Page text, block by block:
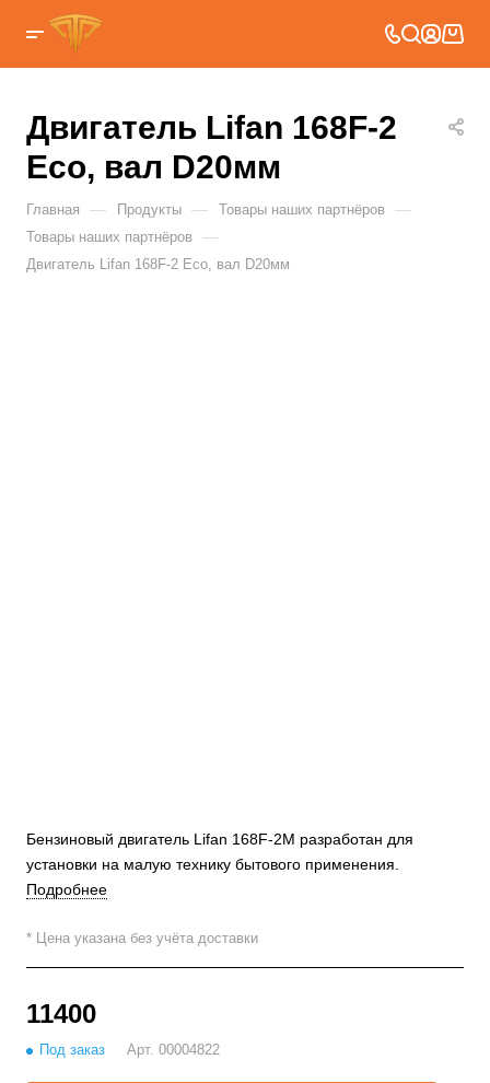
Двигатель Lifan 168F-2
Eco, вал D20мм
Главная — Продукты — Товары наших партнёров —
Товары наших партнёров —
Двигатель Lifan 168F-2 Eco, вал D20мм
Бензиновый двигатель Lifan 168F-2М разработан для
установки на малую технику бытового применения.
Подробнее
* Цена указана без учёта доставки
11400
Под заказ Арт. 00004822